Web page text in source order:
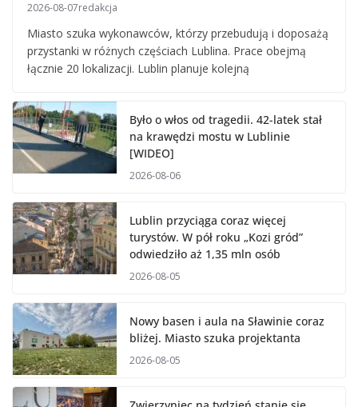
2026-08-07redakcja
Miasto szuka wykonawców, którzy przebudują i doposażą
przystanki w różnych częściach Lublina. Prace obejmą
łącznie 20 lokalizacji. Lublin planuje kolejną
Było o włos od tragedii. 42-latek stał
na krawędzi mostu w Lublinie
[WIDEO]
2026-08-06
Lublin przyciąga coraz więcej
turystów. W pół roku „Kozi gród”
odwiedziło aż 1,35 mln osób
2026-08-05
Nowy basen i aula na Sławinie coraz
bliżej. Miasto szuka projektanta
2026-08-05